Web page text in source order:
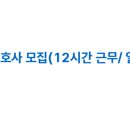
사 모집(12시간 근무/